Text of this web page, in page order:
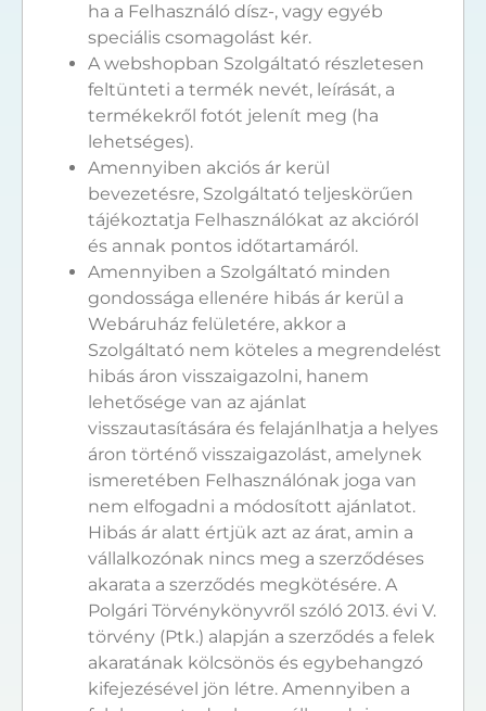
ha a Felhasználó dísz-, vagy egyéb
speciális csomagolást kér.
A webshopban Szolgáltató részletesen
feltünteti a termék nevét, leírását, a
termékekről fotót jelenít meg (ha
lehetséges).
Amennyiben akciós ár kerül
bevezetésre, Szolgáltató teljeskörűen
tájékoztatja Felhasználókat az akcióról
és annak pontos időtartamáról.
Amennyiben a Szolgáltató minden
gondossága ellenére hibás ár kerül a
Webáruház felületére, akkor a
Szolgáltató nem köteles a megrendelést
hibás áron visszaigazolni, hanem
lehetősége van az ajánlat
visszautasítására és felajánlhatja a helyes
áron történő visszaigazolást, amelynek
ismeretében Felhasználónak joga van
nem elfogadni a módosított ajánlatot.
Hibás ár alatt értjük azt az árat, amin a
vállalkozónak nincs meg a szerződéses
akarata a szerződés megkötésére. A
Polgári Törvénykönyvről szóló 2013. évi V.
törvény (Ptk.) alapján a szerződés a felek
akaratának kölcsönös és egybehangzó
kifejezésével jön létre. Amennyiben a